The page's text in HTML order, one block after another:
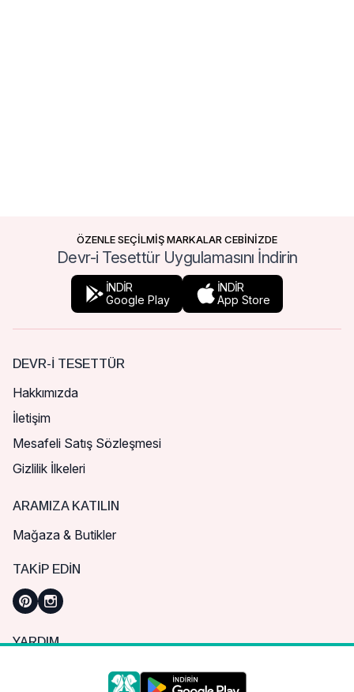
ÖZENLE SEÇİLMİŞ MARKALAR CEBİNİZDE
Devr-i Tesettür Uygulamasını İndirin
İNDİR
Google Play
İNDİR
App Store
DEVR-I TESETTÜR
Hakkımızda
İletişim
Mesafeli Satış Sözleşmesi
Gizlilik İlkeleri
ARAMIZA KATILIN
Mağaza & Butikler
TAKIP EDIN
YARDIM
Sık Sorulan Sorular